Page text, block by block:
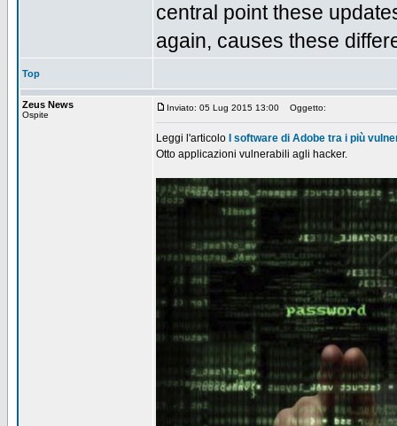
central point these
again, causes these
Top
Zeus News
Ospite
Inviato: 05 Lug 2015 13:00 Oggetto:
Leggi l'articolo
I software di Adobe tra i più
Otto applicazioni vulnerabili agli hacker.